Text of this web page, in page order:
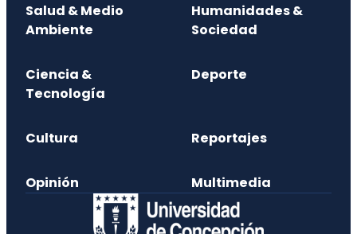
Salud & Medio
Ambiente
Humanidades &
Sociedad
Ciencia &
Tecnología
Deporte
Cultura Reportajes
Opinión Multimedia